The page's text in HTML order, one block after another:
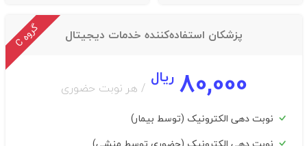
پزشکان استفاده‌کننده خدمات دیجیتال گ
ر
و
ه
C
80,000 ریال / هر نوبت حضوری
نوبت دهی الکترونیک (توسط بیمار)